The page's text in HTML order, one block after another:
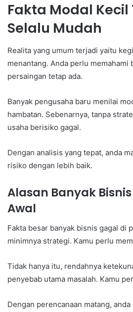
Fakta Modal Kecil
Selalu Mudah
Realita yang umum terjadi yaitu
menantang. Anda perlu memahami
persaingan tetap ada.
Banyak pengusaha baru menilai
hambatan. Sebenarnya, tanpa
usaha berisiko gagal.
Dengan analisis yang tepat, anda
risiko dengan lebih baik.
Alasan Banyak
Awal
Fakta besar banyak bisnis gagal di
minimnya strategi. Kamu perlu
Tidak hanya itu, rendahnya
penyebab utama masalah. Kamu
Dengan perencanaan matang,